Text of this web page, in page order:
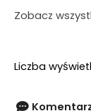
Zobacz
Liczba